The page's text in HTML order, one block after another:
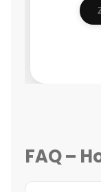
FAQ –